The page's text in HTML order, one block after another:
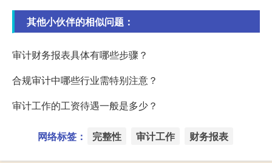
其他小伙伴的相似问题：
审计财务报表具体有哪些步骤？
合规审计中哪些行业需特别注意？
审计工作的工资待遇一般是多少？
网络标签： 完整性 审计工作 财务报表